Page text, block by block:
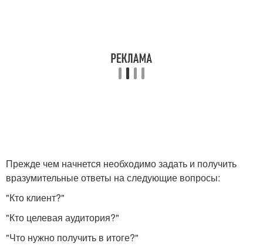
Прежде чем начнется необходимо задать и получить
вразумительные ответы на следующие вопросы:
"Кто клиент?"
"Кто целевая аудитория?"
"Что нужно получить в итоге?"